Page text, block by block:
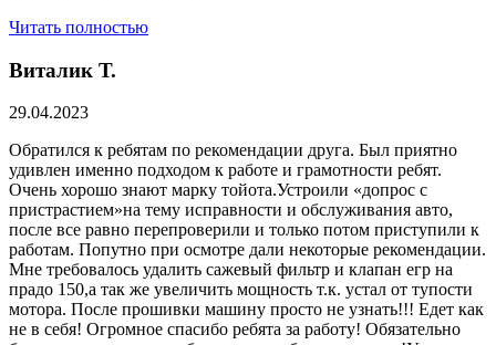
Читать полностью
Виталик Т.
29.04.2023
Обратился к ребятам по рекомендации друга. Был приятно
удивлен именно подходом к работе и грамотности ребят.
Очень хорошо знают марку тойота.Устроили «допрос с
пристрастием»на тему исправности и обслуживания авто,
после все равно перепроверили и только потом приступили к
работам. Попутно при осмотре дали некоторые рекомендации.
Мне требовалось удалить сажевый фильтр и клапан егр на
прадо 150,а так же увеличить мощность т.к. устал от тупости
мотора. После прошивки машину просто не узнать!!! Едет как
не в себя! Огромное спасибо ребята за работу! Обязательно